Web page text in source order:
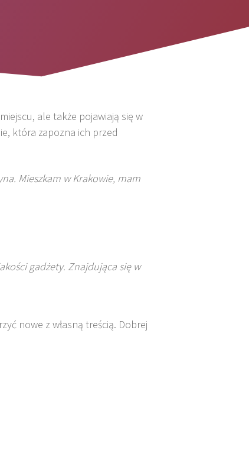
ale także pojawiają się w
która zapozna ich przed
Mieszkam w Krakowie, mam
gadżety. Znajdująca się w
nowe z własną treścią. Dobrej